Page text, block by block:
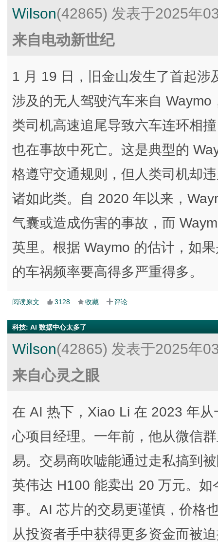
Wilson(42865) 发表于2025年
来自电动新世纪
1 月 19 日，旧金山发生了首起
涉及的无人驾驶汽车来自
类司机高速追尾导致六车连环相
也在事故中死亡。这是典型的
格遵守交通规则，但人类司机却
诸如此类。自 2020 年以来，
气囊或造成伤害的事故，而
英里。根据 Waymo 的估计，如
的车祸频率要高得多严重得多。
阅读原文 3128 收藏 评论
科技: AI 数据中心太多了
Wilson(42865) 发表于2025年
来自心灵之眼
在 AI 热下，Xiao Li 在 2023 年
心项目经理。一年前，他从微信
易。交易商吹嘘能通过走私搞到
英伟达 H100 能卖出 20 万元。
事。AI 芯片的交易更谨慎，价格
从投资者手中获得更多资金而被